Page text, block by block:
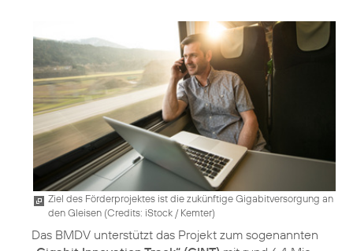
Ziel des Förderprojektes ist die zukünftige Gigabitversorgung an
den Gleisen (Credits: iStock / Kemter)
Das BMDV unterstützt das Projekt zum sogenannten